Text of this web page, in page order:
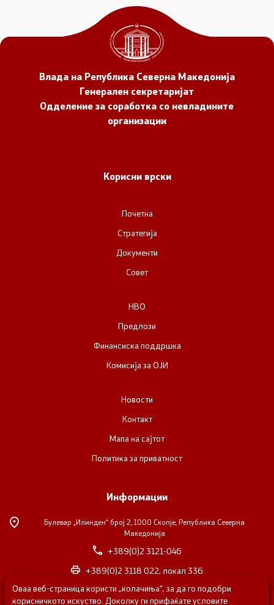
Влада на Република Северна Македонија
Генерален секретаријат
Одделение за соработка со невладините
организации
Корисни врски
Почетна
Стратегија
Документи
Совет
НВО
Предлози
Финансиска поддршка
Комисија за ОЈИ
Новости
Контакт
Мапа на сајтот
Политика за приватност
Информации
Булевар „Илинден“ број 2, 1000 Скопје, Република Северна
Македонија
+389(0)2 3121-046
+389(0)2 3118 022, локал 336
nvosorabotka@gs.gov.mk
Оваа веб-страница користи „колачиња“, за да го подобри
корисничкото искуство. Доколку ги прифаќате условите